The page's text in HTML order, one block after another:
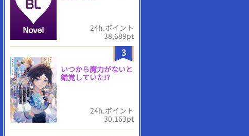
24h.ポイント
38,689pt
3
いつから魔力がないと
錯覚していた!?
24h.ポイント
30,163pt